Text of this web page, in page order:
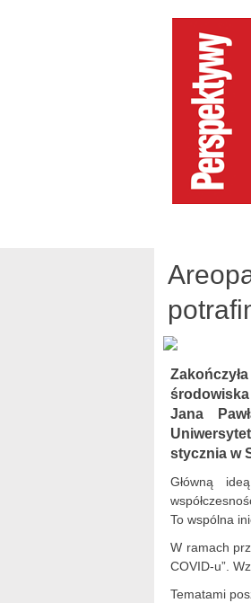
Jana
stycznia w
Główną
To wspólna
W ramach
COVID-u”.
Tematami